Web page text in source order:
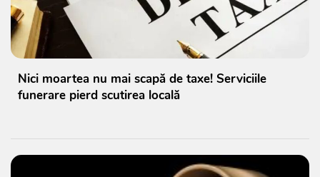
Nici moartea nu mai scapă de taxe! Serviciile
funerare pierd scutirea locală